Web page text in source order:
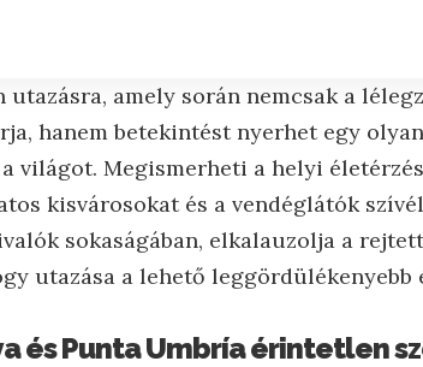
amely során nemcsak a
hanem betekintést nyerhet egy
világot. Megismerheti a helyi
kisvárosokat és a vendéglátók
sokaságában, elkalauzolja a
utazása a lehető leggördülékenyebb
és Punta Umbría érintetlen